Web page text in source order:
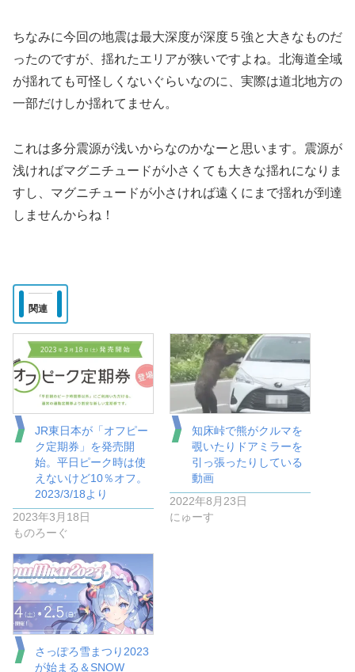
ちなみに今回の地震は最大深度が深度５強と大きなものだ
ったのですが、揺れたエリアが狭いですよね。北海道全域
が揺れても可怪しくないぐらいなのに、実際は道北地方の
一部だけしか揺れてません。
これは多分震源が浅いからなのかなーと思います。震源が
浅ければマグニチュードが小さくても大きな揺れになりま
すし、マグニチュードが小さければ遠くにまで揺れが到達
しませんからね！
関連
JR東日本が「オフピー
ク定期券」を発売開
始。平日ピーク時は使
えないけど10％オフ。
2023/3/18より
2023年3月18日
ものろーぐ
知床峠で熊がクルマを
覗いたりドアミラーを
引っ張ったりしている
動画
2022年8月23日
にゅーす
さっぽろ雪まつり2023
が始まる＆SNOW